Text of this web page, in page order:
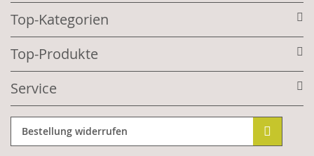
Top-Kategorien
Top-Produkte
Service
Bestellung widerrufen